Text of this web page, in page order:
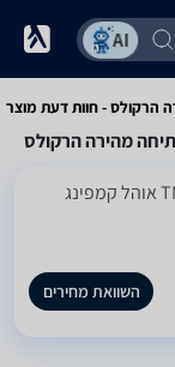
‏אוהל משפחתי ‏ל-4 אנשים TM-ZP14-B אוהל קמפינג
השוואת מחירים